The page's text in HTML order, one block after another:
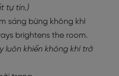
tự tin.)
sáng bừng không khí
brightens the room.
luôn khiến không khí trở